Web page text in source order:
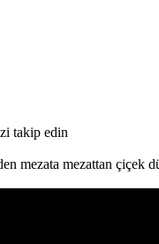
takip edin
mezata mezattan çiçek